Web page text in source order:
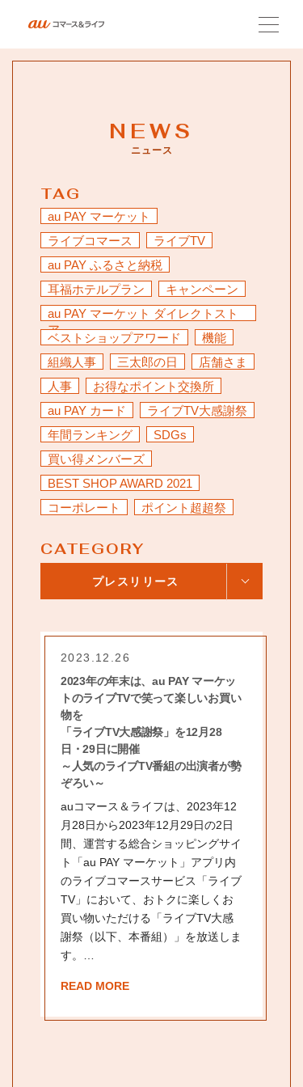
サービス紹介
ニュース
採用情報
NEWS
ニュース
TAG
au PAY マーケット
ライブコマース
ライブTV
au PAY ふるさと納税
耳福ホテルプラン
キャンペーン
au PAY マーケット ダイレクトスト
ア
ベストショップアワード
機能
組織人事
三太郎の日
店舗さま
人事
お得なポイント交換所
au PAY カード
ライブTV大感謝祭
年間ランキング
SDGs
買い得メンバーズ
BEST SHOP AWARD 2021
コーポレート
ポイント超超祭
CATEGORY
プレスリリース
2023.12.26
2023年の年末は、au PAY マーケッ
トのライブTVで笑って楽しいお買い
物を
「ライブTV大感謝祭」を12月28
日・29日に開催
～人気のライブTV番組の出演者が勢
ぞろい～
auコマース＆ライフは、2023年12
月28日から2023年12月29日の2日
間、運営する総合ショッピングサイ
ト「au PAY マーケット」アプリ内
のライブコマースサービス「ライブ
TV」において、おトクに楽しくお
買い物いただける「ライブTV大感
謝祭（以下、本番組）」を放送しま
す。…
READ MORE